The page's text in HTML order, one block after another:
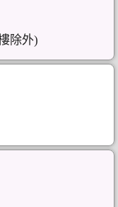
除外)